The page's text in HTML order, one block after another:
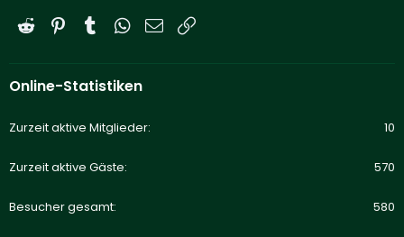
Reddit PinterestTumblrWhatsApp
E-Mail
Online-Statistiken
Zurzeit aktive Mitglieder 10
Zurzeit aktive Gäste 570
Besucher gesamt 580